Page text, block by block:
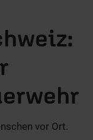
vor Ort.